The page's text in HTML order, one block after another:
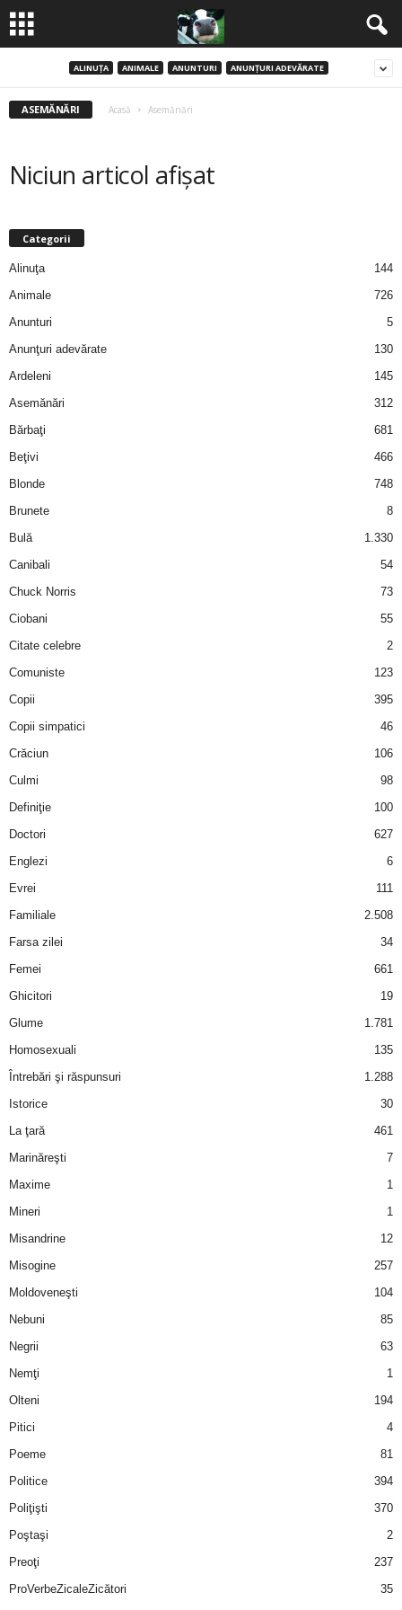
ALINUŢA ANIMALE ANUNTURI ANUNŢURI ADEVĂRATE
ASEMĂNĂRI Acasă Asemănări
Niciun articol afișat
Categorii
Alinuţa
144
Animale
726
Anunturi
5
Anunţuri adevărate
130
Ardeleni
145
Asemănări
312
Bărbaţi
681
Beţivi
466
Blonde
748
Brunete
8
Bulă
1.330
Canibali
54
Chuck Norris
73
Ciobani
55
Citate celebre
2
Comuniste
123
Copii
395
Copii simpatici
46
Crăciun
106
Culmi
98
Definiţie
100
Doctori
627
Englezi
6
Evrei
111
Familiale
2.508
Farsa zilei
34
Femei
661
Ghicitori
19
Glume
1.781
Homosexuali
135
Întrebări şi răspunsuri
1.288
Istorice
30
La ţară
461
Marinăreşti
7
Maxime
1
Mineri
1
Misandrine
12
Misogine
257
Moldoveneşti
104
Nebuni
85
Negrii
63
Nemţi
1
Olteni
194
Pitici
4
Poeme
81
Politice
394
Poliţişti
370
Poştaşi
2
Preoţi
237
ProVerbeZicaleZicători
35